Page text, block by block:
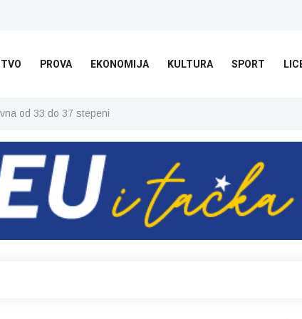
PROVA EKONOMIJA KULTURA SPORT
od 33 do 37 stepeni